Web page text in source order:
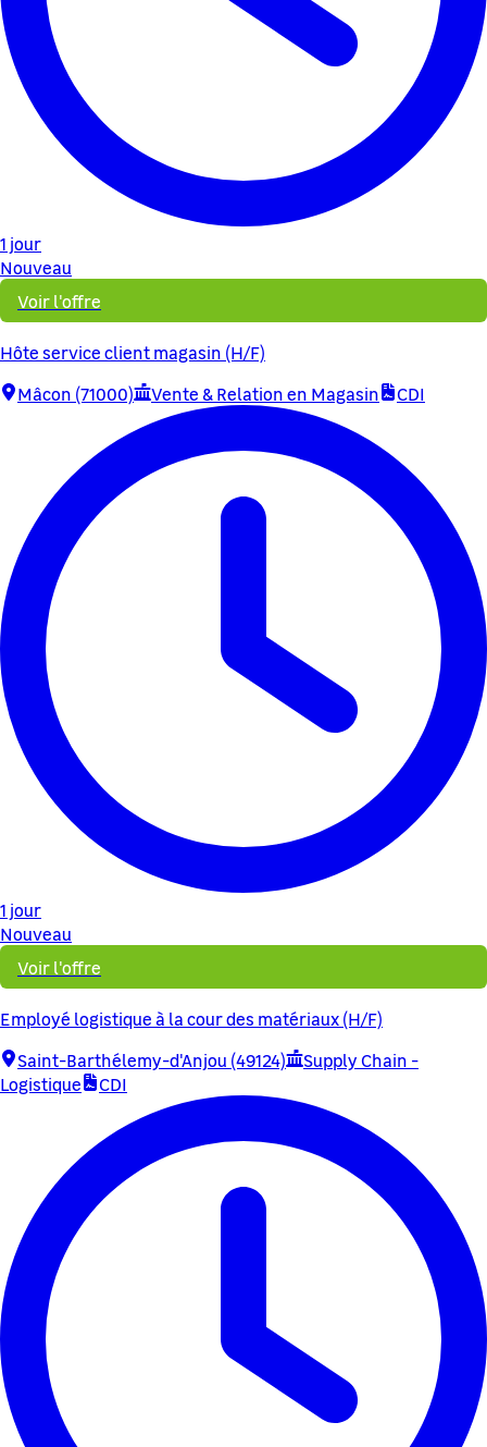
1 jour
Nouveau
Voir l'offre
Hôte service client magasin (H/F)
Mâcon (71000)
Vente & Relation en Magasin CDI
1 jour
Nouveau
Voir l'offre
Employé logistique à la cour des matériaux (H/F)
Saint-Barthélemy-d'Anjou (49124)
Supply Chain -
Logistique
CDI